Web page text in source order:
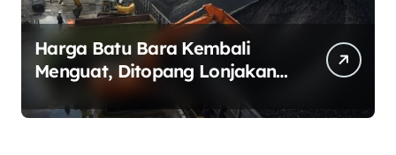
Harga Batu Bara Kembali
Menguat, Ditopang Lonjakan
Harga Minyak dan Pasokan
Ketat di China